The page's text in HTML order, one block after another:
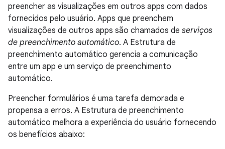
preencher as visualizações em outros apps com dados
fornecidos pelo usuário. Apps que preenchem
visualizações de outros apps são chamados de serviços
de preenchimento automático. A Estrutura de
preenchimento automático gerencia a comunicação
entre um app e um serviço de preenchimento
automático.
Preencher formulários é uma tarefa demorada e
propensa a erros. A Estrutura de preenchimento
automático melhora a experiência do usuário fornecendo
os benefícios abaixo: